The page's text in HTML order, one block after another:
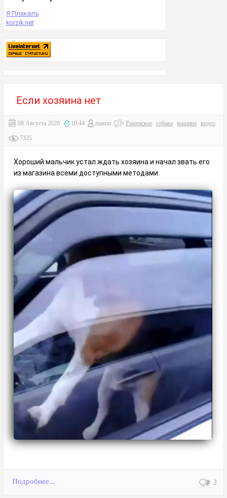
Я Плакалъ
korzik.net
Если хозяина нет
08 Августа 2020 10:44 masun Раменское собака машина видео
7335
Хороший мальчик устал ждать хозяина и начал звать его
из магазина всеми доступными методами.
Подробнее... 2